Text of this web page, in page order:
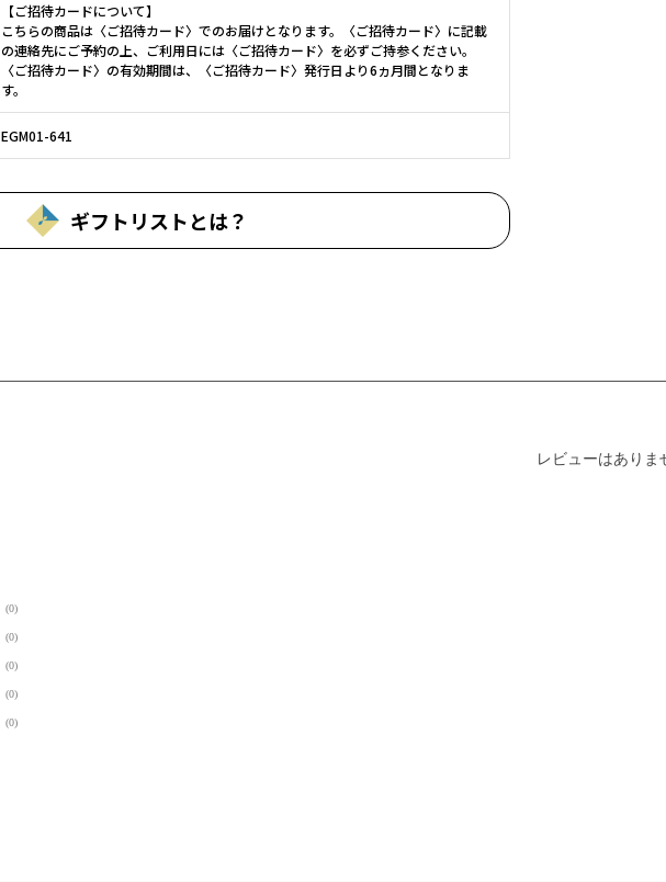
【ご招待カードについて】
こちらの商品は〈ご招待カード〉でのお届けとなります。〈ご招待カード〉に記載
の連絡先にご予約の上、ご利用日には〈ご招待カード〉を必ずご持参ください。
〈ご招待カード〉の有効期間は、〈ご招待カード〉発行日より6ヵ月間となりま
す。
EGM01-641
ギフトリストとは？
(0)
(0)
(0)
(0)
(0)
レビューはありま